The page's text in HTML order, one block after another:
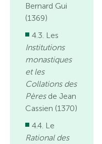
Bernard Gui
(1369)
4.3. Les
Institutions
monastiques
et les
Collations des
Pèresde Jean
Cassien (1370)
4.4. Le
Rational des